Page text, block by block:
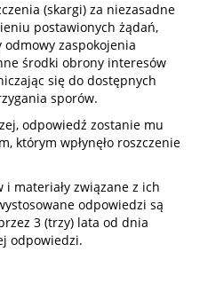
(skargi) za niezasadne
postawionych żądań,
zaspokojenia
środki obrony interesów
się do dostępnych
sporów.
odpowiedź zostanie mu
którym wpłynęło roszczenie
i materiały związane z ich
odpowiedzi są
3 (trzy) lata od dnia
odpowiedzi.